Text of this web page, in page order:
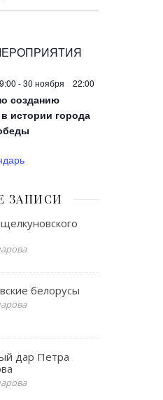
-30 ноября 22:00
созданию
истории города
ЗАПИСИ
белорусы
дар Петра